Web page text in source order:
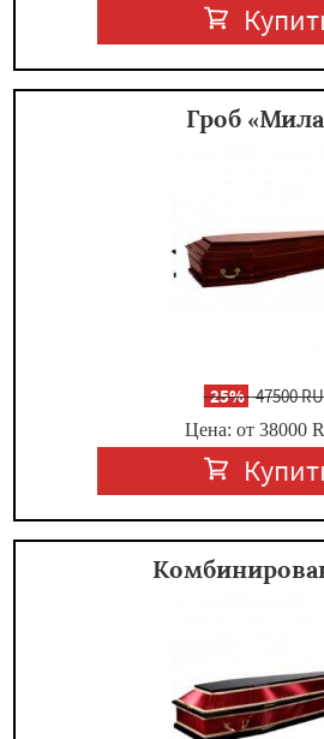
Гроб
-25%47500
Цена: от 38000